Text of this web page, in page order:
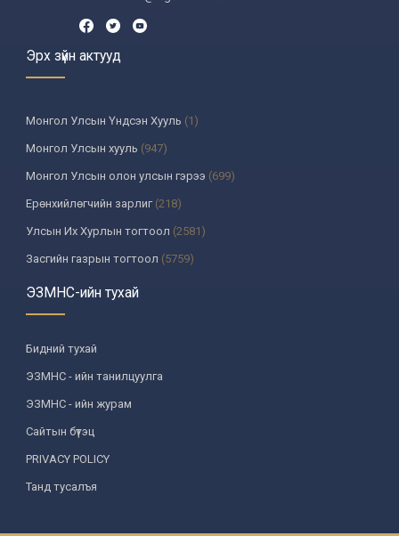
Эрх зүйн актууд
Монгол Улсын Үндсэн Хууль (1)
Монгол Улсын хууль (947)
Монгол Улсын олон улсын гэрээ (699)
Ерөнхийлөгчийн зарлиг(218)
Улсын Их Хурлын тогтоол (2581)
Засгийн газрын тогтоол (5759)
Үндсэн хуулийн цэцийн шийдвэр
Улсын дээд шүүхийн тогтоол
УИХ-аас томилогддог байгууллагын дарга, түүнтэй адилтгах албан
тушаалтны шийдвэр
Сайдын тушаал(987)
Засгийн газрын агентлагийн даргын тушаал
Хууль, хяналтын байгууллага
Төрийн зарим чиг үүргийг хууль болон гэрээний үндсэн дээр
хэрэгжүүлж буй байгууллага
ЭЗМНС-ийн тухай
Бидний тухай
ЭЗМНС - ийн танилцуулга
ЭЗМНС - ийн журам
Сайтын бүтэц
PRIVACY POLICY
Танд тусалъя